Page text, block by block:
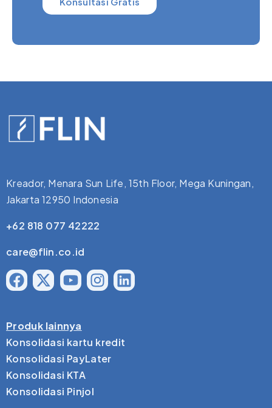
Kreador, Menara Sun Life, 15th Floor, Mega Kuningan,
Jakarta 12950 Indonesia
+62 818 077 42222
care@flin.co.id
Produk lainnya
Konsolidasi kartu kredit
Konsolidasi PayLater
Konsolidasi KTA
Konsolidasi Pinjol